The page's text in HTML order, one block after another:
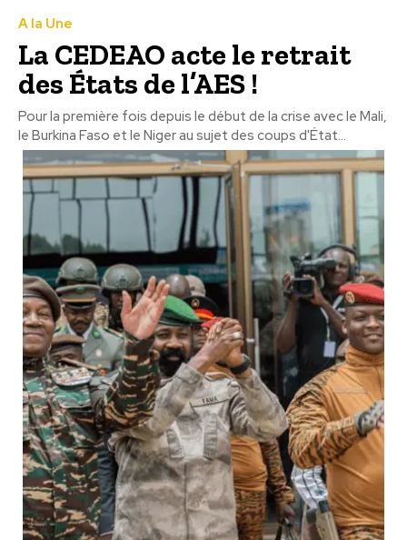
A la Une
La CEDEAO acte le retrait
des États de l’AES !
Pour la première fois depuis le début de la crise avec le Mali,
le Burkina Faso et le Niger au sujet des coups d'État...